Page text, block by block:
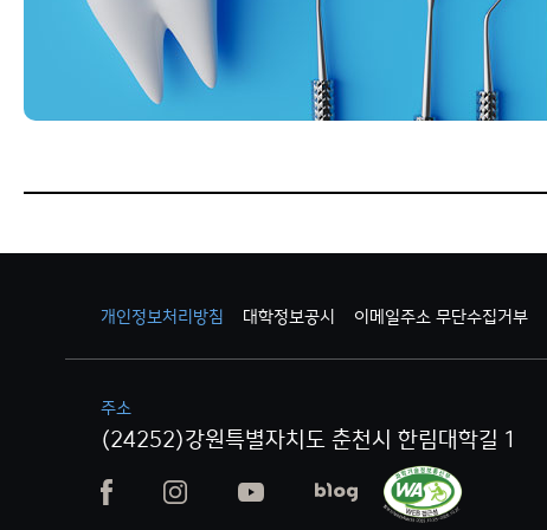
개인정보처리방침 대학정보공시 이메일주소 무단수집거부
주소
(24252)강원특별자치도 춘천시 한림대학길 1